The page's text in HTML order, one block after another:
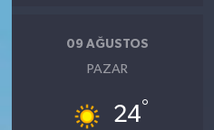
09 AĞUSTOS
PAZAR
24°